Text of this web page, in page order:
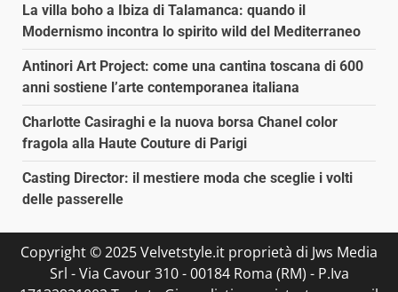
La villa boho a Ibiza di Talamanca: quando il
Modernismo incontra lo spirito wild del Mediterraneo
Antinori Art Project: come una cantina toscana di 600
anni sostiene l’arte contemporanea italiana
Charlotte Casiraghi e la nuova borsa Chanel color
fragola alla Haute Couture di Parigi
Casting Director: il mestiere moda che sceglie i volti
delle passerelle
Copyright © 2025 Velvetstyle.it proprietà di Jws Media
Srl - Via Cavour 310 - 00184 Roma (RM) - P.Iva